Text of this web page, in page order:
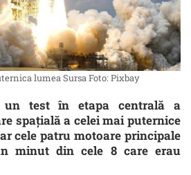
lumea Sursa Foto: Pixbay
un test în etapa centrală a
spațială a celei mai puternice
cele patru motoare principale
minut din cele 8 care erau